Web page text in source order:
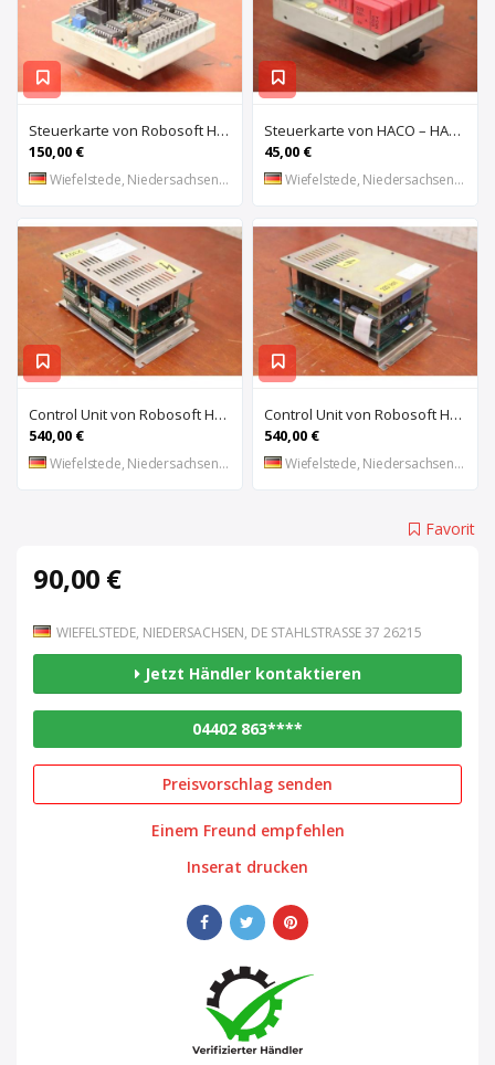
Steuerkarte von Robosoft HACO – HACC 013 PPES 30135
150,00 €
Wiefelstede, Niedersachsen, DE
Steuerkarte von HACO – HACE 032 PPES 30135
45,00 €
Wiefelstede, Niedersachsen, DE
Control Unit von Robosoft HACO – 411-1153 PPES 30135
540,00 €
Wiefelstede, Niedersachsen, DE
Control Unit von Robosoft HACO – 411-1084 / 412-0112 / 412-0094 PPES 30135
540,00 €
Wiefelstede, Niedersachsen, DE
Favorit
90,00 €
WIEFELSTEDE, NIEDERSACHSEN, DE STAHLSTRASSE 37 26215
Jetzt Händler kontaktieren
04402 863****
Preisvorschlag senden
Einem Freund empfehlen
Inserat drucken